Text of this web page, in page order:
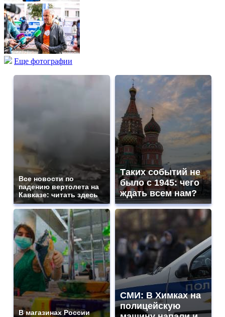
Еще фотографии
Все новости по
падению вертолета на
Кавказе: читать здесь
Таких событий не
было с 1945: чего
ждать всем нам?
В магазинах России
СМИ: В Химках на
полицейскую